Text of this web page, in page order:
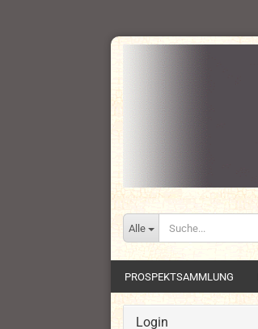
Alle
PROSPEKTSAMMLUNG
Login